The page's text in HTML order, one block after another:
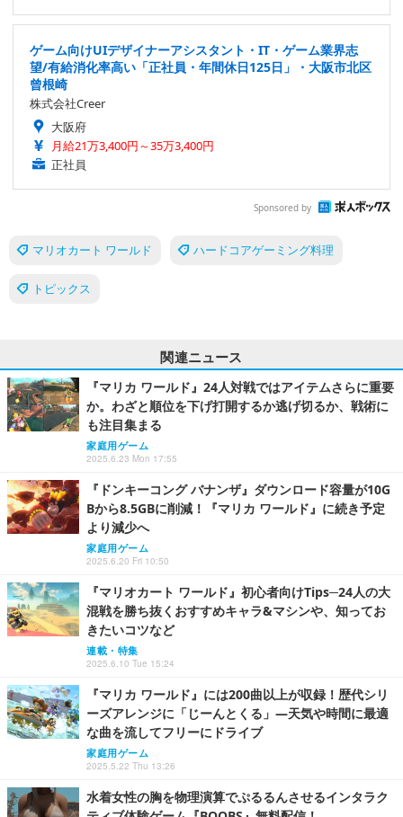
ゲーム向けUIデザイナーアシスタント・IT・ゲーム業界志
望/有給消化率高い「正社員・年間休日125日」・大阪市北区
曾根崎
株式会社Creer
大阪府
月給21万3,400円～35万3,400円
正社員
Sponsored by
マリオカート ワールド ハードコアゲーミング料理
トピックス
関連ニュース
『マリカ ワールド』24人対戦ではアイテムさらに重要
か。わざと順位を下げ打開するか逃げ切るか、戦術に
も注目集まる
家庭用ゲーム
2025.6.23 Mon 17:55
『ドンキーコング バナンザ』ダウンロード容量が10G
Bから8.5GBに削減！『マリカ ワールド』に続き予定
より減少へ
家庭用ゲーム
2025.6.20 Fri 10:50
『マリオカート ワールド』初心者向けTips─24人の大
混戦を勝ち抜くおすすめキャラ&マシンや、知ってお
きたいコツなど
連載・特集
2025.6.10 Tue 15:24
『マリカ ワールド』には200曲以上が収録！歴代シリ
ーズアレンジに「じーんとくる」―天気や時間に最適
な曲を流してフリーにドライブ
家庭用ゲーム
2025.5.22 Thu 13:26
水着女性の胸を物理演算でぷるるんさせるインタラク